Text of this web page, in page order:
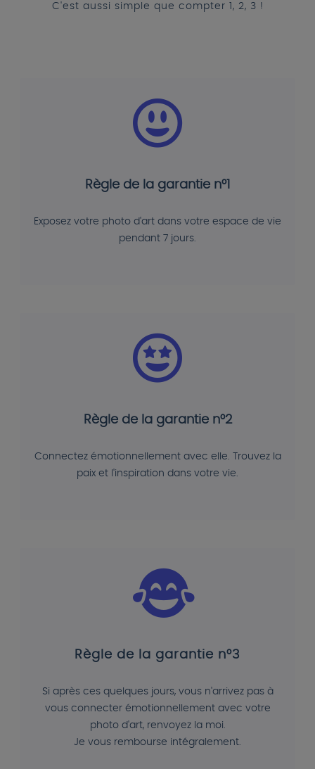
C'est aussi simple que compter 1, 2, 3 !
Règle de la garantie n°1
Exposez votre photo d'art dans votre espace de vie
pendant 7 jours.
Règle de la garantie n°2
Connectez émotionnellement avec elle. Trouvez la
paix et l'inspiration dans votre vie.
Règle de la garantie n°3
Si après ces quelques jours, vous n'arrivez pas à
vous connecter émotionnellement avec votre
photo d'art, renvoyez la moi.
Je vous rembourse intégralement.